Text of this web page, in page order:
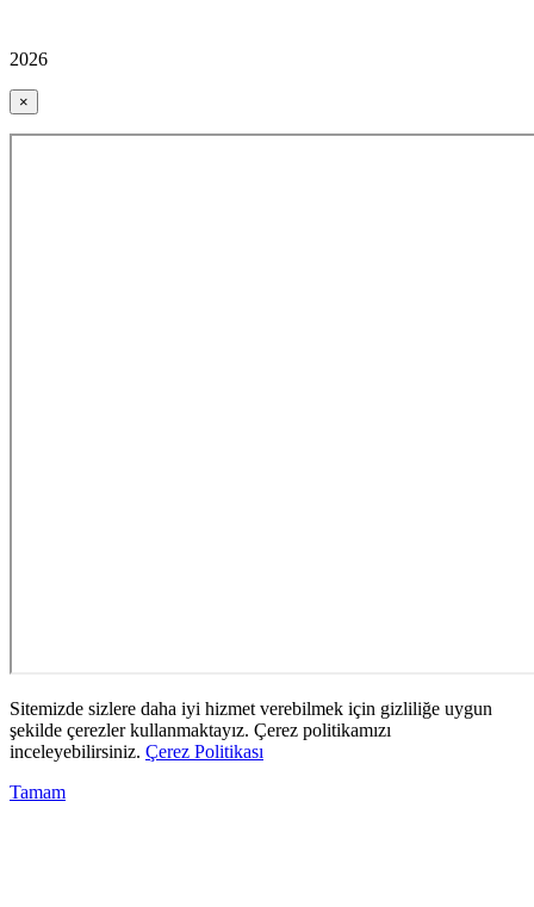
2026
×
Sitemizde sizlere daha iyi hizmet verebilmek için gizliliğe uygun
şekilde çerezler kullanmaktayız. Çerez politikamızı
inceleyebilirsiniz. Çerez Politikası
Tamam